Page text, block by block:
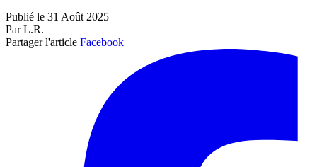
Publié le 31 Août 2025
Par L.R.
Partager l'article Facebook